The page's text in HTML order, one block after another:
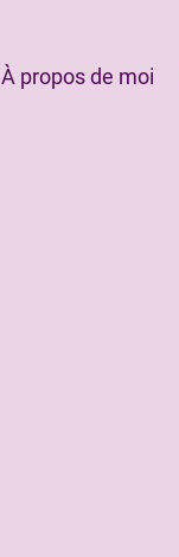
À propos de moi